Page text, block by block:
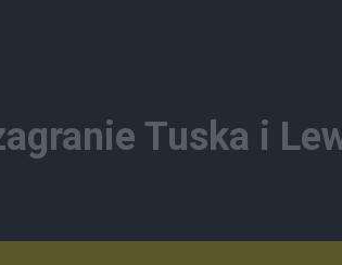
Tuska i